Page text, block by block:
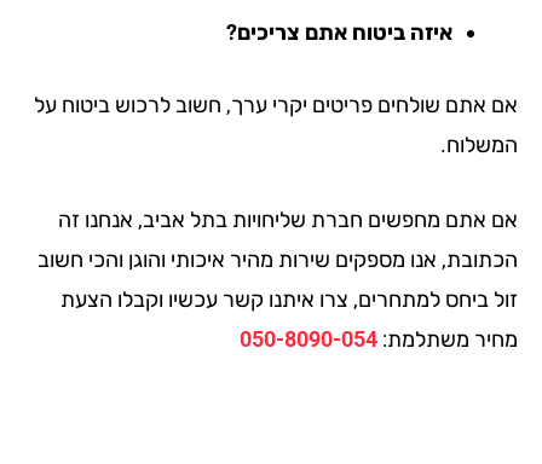
איזה ביטוח אתם צריכים?
אתם שולחים פריטים יקרי ערך, חשוב לרכוש ביטוח על
אתם מחפשים חברת שליחויות בתל אביב, אנחנו זה
אנו מספקים שירות מהיר איכותי והוגן והכי חשוב
ביחס למתחרים, צרו איתנו קשר עכשיו וקבלו הצעת
משתלמת:050-8090-054